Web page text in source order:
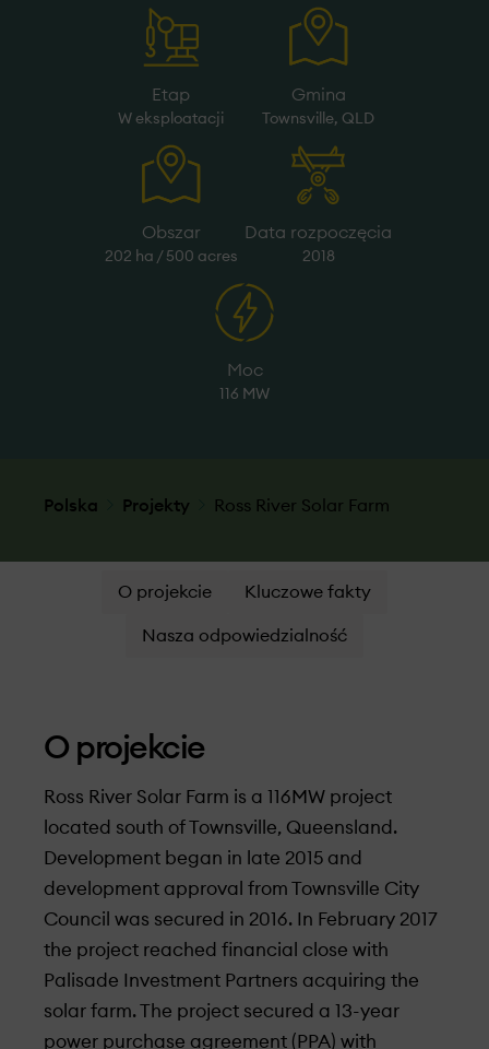
Etap
W eksploatacji
Gmina
Townsville, QLD
Obszar
202 ha / 500 acres
Data rozpoczęcia
2018
Moc
116 MW
Polska Projekty Ross River Solar Farm
O projekcie Kluczowe fakty
Nasza odpowiedzialność
O projekcie
Ross River Solar Farm is a 116MW project
located south of Townsville, Queensland.
Development began in late 2015 and
development approval from Townsville City
Council was secured in 2016. In February 2017
the project reached financial close with
Palisade Investment Partners acquiring the
solar farm. The project secured a 13-year
power purchase agreement (PPA) with